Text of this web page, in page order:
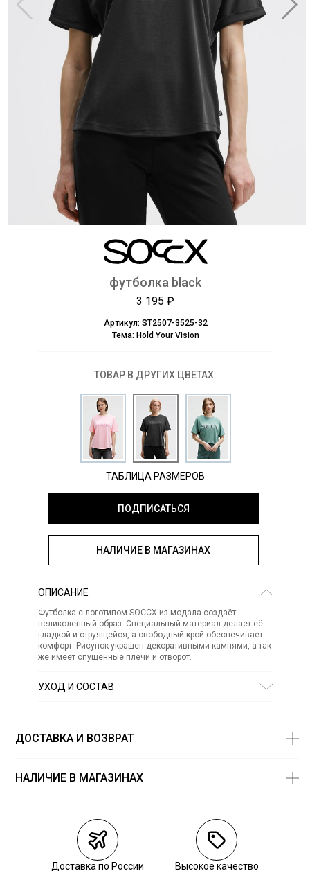
футболка black
3 195 ₽
Артикул: ST2507-3525-32
Тема: Hold Your Vision
ТОВАР В ДРУГИХ ЦВЕТАХ:
ТАБЛИЦА РАЗМЕРОВ
ПОДПИСАТЬСЯ
НАЛИЧИЕ В МАГАЗИНАХ
ОПИСАНИЕ
Футболка с логотипом SOCCX из модала создаёт
великолепный образ. Специальный материал делает её
гладкой и струящейся, а свободный крой обеспечивает
комфорт. Рисунок украшен декоративными камнями, а так
же имеет спущенные плечи и отворот.
УХОД И СОСТАВ
ХИМИЧЕСКАЯ ЧИСТКА:
СУШКА:не сушить в стиральной машине
ДОСТАВКА И ВОЗВРАТ
Курьерская доставка СДЭК
Самовывоз из пункта выдачи СДЭК
НАЛИЧИЕ В МАГАЗИНАХ
Доставка по России
Высокое качество